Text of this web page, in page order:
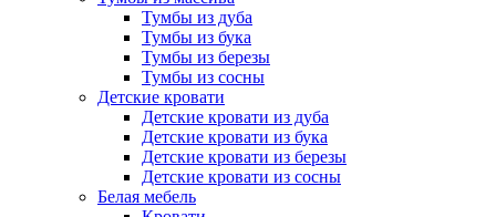
Тумбы из дуба
Тумбы из бука
Тумбы из березы
Тумбы из сосны
Детские кровати
Детские кровати из дуба
Детские кровати из бука
Детские кровати из березы
Детские кровати из сосны
Белая мебель